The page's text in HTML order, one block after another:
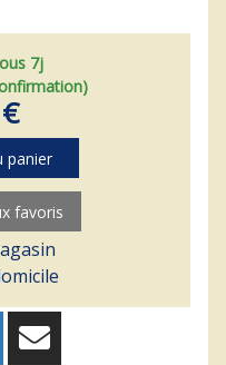
7j
panier
favoris